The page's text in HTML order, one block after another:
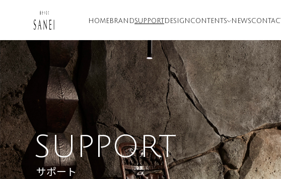
HOME BRANDSUPPORT DESIGN CONTENTS NEWSCONTACT
SUPPORT
サポート